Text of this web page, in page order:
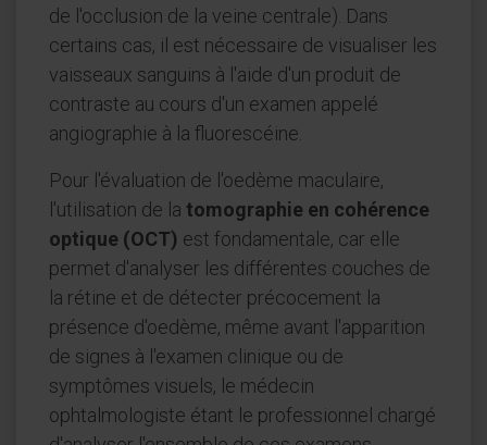
de l'occlusion de la veine centrale). Dans
certains cas, il est nécessaire de visualiser les
vaisseaux sanguins à l'aide d'un produit de
contraste au cours d'un examen appelé
angiographie à la fluorescéine.
Pour l'évaluation de l'oedème maculaire,
l'utilisation de la tomographie en cohérence
optique (OCT) est fondamentale, car elle
permet d'analyser les différentes couches de
la rétine et de détecter précocement la
présence d'oedème, même avant l'apparition
de signes à l'examen clinique ou de
symptômes visuels, le médecin
ophtalmologiste étant le professionnel chargé